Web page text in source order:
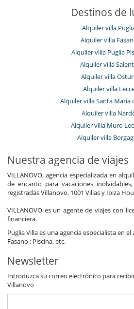
Destinos de
Alquiler villa
Alquiler villa
Alquiler villa Puglia
Alquiler villa
Alquiler villa
Alquiler villa
Alquiler villa Santa María
Alquiler villa
Alquiler villa Muro
Alquiler villa
Nuestra agencia de viajes
VILLANOVO, agencia especializada en
de encanto para vacaciones
registradas Villanovo, 1001 Villas y Ibiza
VILLANOVO es un agente de viajes con
financiera.
Puglia Villa es una agencia especialista en
Fasano : Piscina, etc.
Newsletter
Introduzca su correo electrónico para
Villanovo